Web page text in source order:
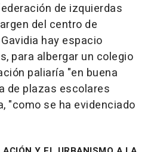
de izquierdas
del centro de
hay espacio
para albergar un colegio
paliaría "en buena
de plazas escolares
"como se ha evidenciado